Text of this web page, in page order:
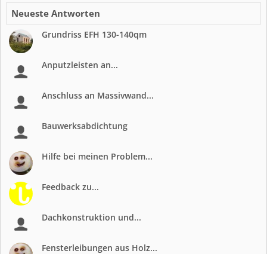
Neueste Antworten
Grundriss EFH 130-140qm
Anputzleisten an...
Anschluss an Massivwand...
Bauwerksabdichtung
Hilfe bei meinen Problem...
Feedback zu...
Dachkonstruktion und...
Fensterleibungen aus Holz...